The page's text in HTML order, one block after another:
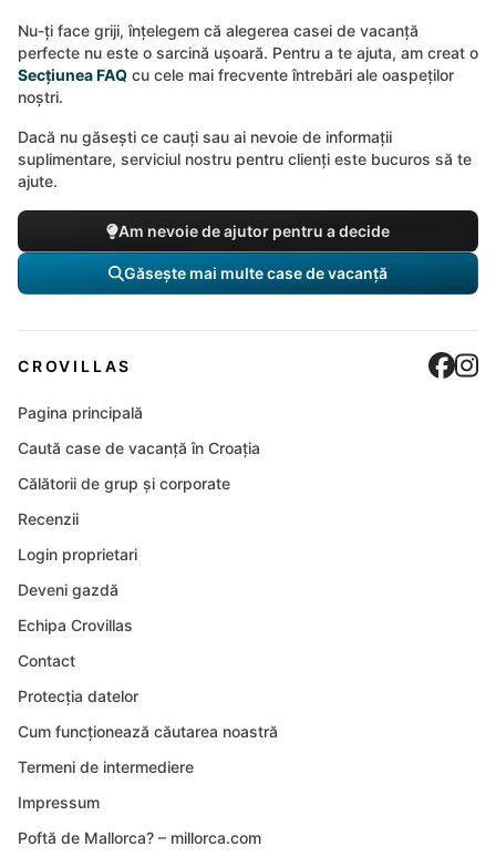
Nu-ți face griji, înțelegem că alegerea casei de vacanță
perfecte nu este o sarcină ușoară. Pentru a te ajuta, am creat o
Secțiunea FAQ cu cele mai frecvente întrebări ale oaspeților
noștri.
Dacă nu găsești ce cauți sau ai nevoie de informații
suplimentare, serviciul nostru pentru clienți este bucuros să te
ajute.
Am nevoie de ajutor pentru a decide
Găsește mai multe case de vacanță
CROVILLAS
Pagina principală
Caută case de vacanță în Croația
Călătorii de grup și corporate
Recenzii
Login proprietari
Deveni gazdă
Echipa Crovillas
Contact
Protecția datelor
Cum funcționează căutarea noastră
Termeni de intermediere
Impressum
Poftă de Mallorca? – millorca.com